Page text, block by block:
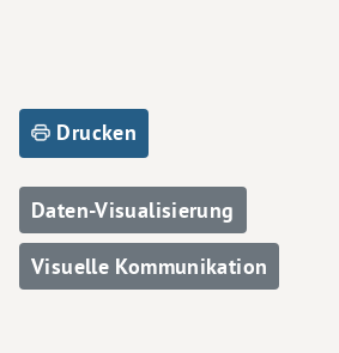
Drucken
Daten-Visualisierung
Visuelle Kommunikation